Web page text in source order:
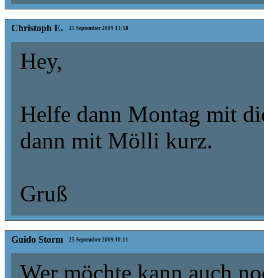
Christoph E. 25 September 2009 13:58
Hey,
Helfe dann Montag mit
dann mit Mölli kurz.
Gruß
Guido Storm 25 September 2009 10:11
Wer möchte kann auch